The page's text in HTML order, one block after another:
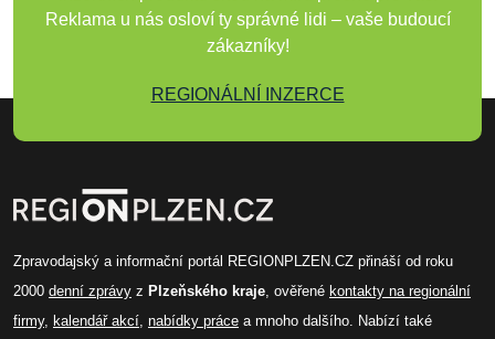
Reklama u nás osloví ty správné lidi – vaše budoucí
zákazníky!
REGIONÁLNÍ INZERCE
Zpravodajský a informační portál REGIONPLZEN.CZ přináší od roku
2000 denní zprávy z Plzeňského kraje, ověřené kontakty na regionální
firmy, kalendář akcí, nabídky práce a mnoho dalšího. Nabízí také